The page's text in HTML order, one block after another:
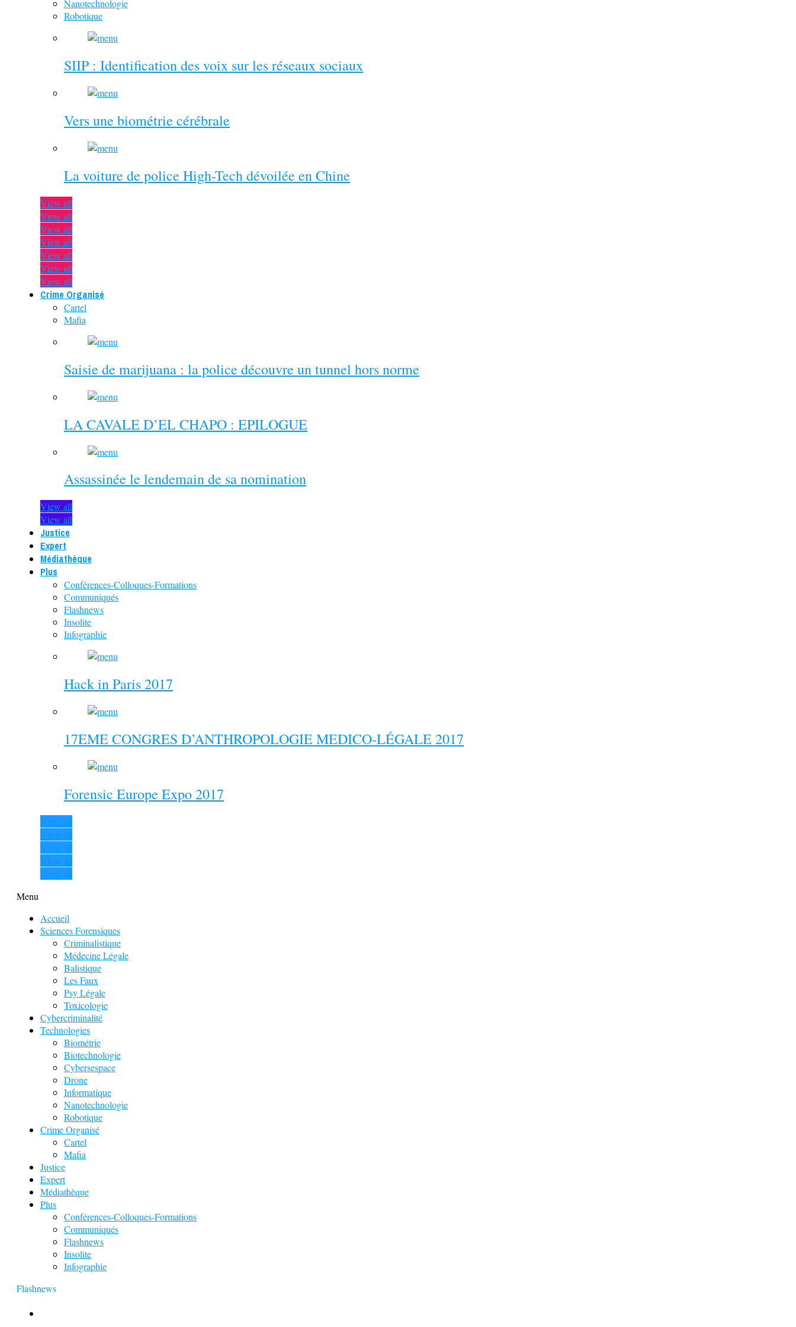
Nanotechnologie
Robotique
SIIP : Identification des voix sur les réseaux sociaux
Vers une biométrie cérébrale
La voiture de police High-Tech dévoilée en Chine
View all
View all
View all
View all
View all
View all
View all
Crime Organisé
Cartel
Mafia
Saisie de marijuana : la police découvre un tunnel hors norme
LA CAVALE D’EL CHAPO : EPILOGUE
Assassinée le lendemain de sa nomination
View all
View all
Justice
Expert
Médiathèque
Plus
Conférences-Colloques-Formations
Communiqués
Flashnews
Insolite
Infographie
Hack in Paris 2017
17EME CONGRES D’ANTHROPOLOGIE MEDICO-LÉGALE 2017
Forensic Europe Expo 2017
View all
View all
View all
View all
View all
Menu
Accueil
Sciences Forensiques
Criminalistique
Médecine Légale
Balistique
Les Faux
Psy Légale
Toxicologie
Cybercriminalité
Technologies
Biométrie
Biotechnologie
Cybersespace
Drone
Informatique
Nanotechnologie
Robotique
Crime Organisé
Cartel
Mafia
Justice
Expert
Médiathèque
Plus
Conférences-Colloques-Formations
Communiqués
Flashnews
Insolite
Infographie
Flashnews